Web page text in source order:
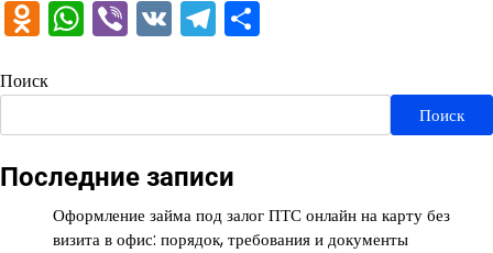
Odnoklassniki
WhatsApp
Viber
VKTelegram
Поиск
Поиск
Последние записи
Оформление займа под залог ПТС онлайн на карту без
визита в офис: порядок, требования и документы